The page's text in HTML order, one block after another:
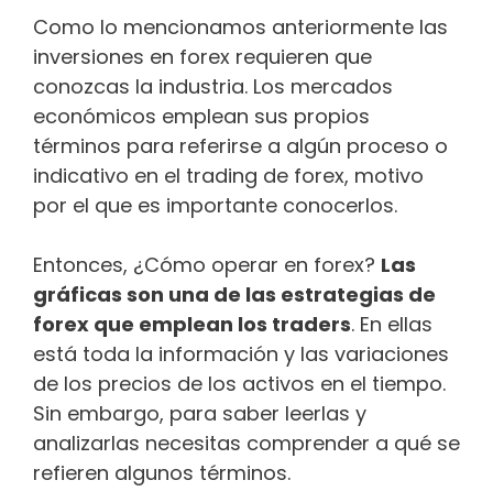
Como lo mencionamos anteriormente las
inversiones en forex requieren que
conozcas la industria. Los mercados
económicos emplean sus propios
términos para referirse a algún proceso o
indicativo en el trading de forex, motivo
por el que es importante conocerlos.
Entonces, ¿Cómo operar en forex? Las
gráficas son una de las estrategias de
forex que emplean los traders. En ellas
está toda la información y las variaciones
de los precios de los activos en el tiempo.
Sin embargo, para saber leerlas y
analizarlas necesitas comprender a qué se
refieren algunos términos.